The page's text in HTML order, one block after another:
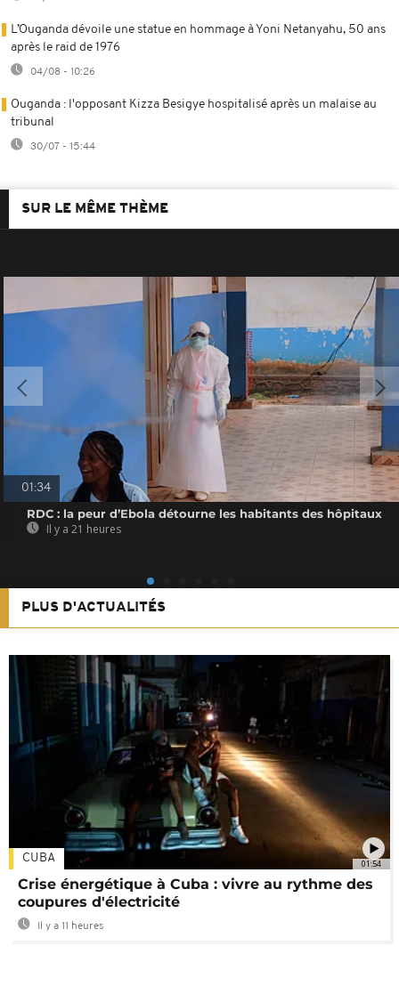
L’Ouganda dévoile une statue en hommage à Yoni Netanyahu, 50 ans
après le raid de 1976
04/08 - 10:26
Ouganda : l'opposant Kizza Besigye hospitalisé après un malaise au
tribunal
30/07 - 15:44
SUR LE MÊME THÈME
01:34
RDC : la peur d’Ebola détourne les habitants des hôpitaux
Il y a 21 heures
PLUS D'ACTUALITÉS
01:54
CUBA
Crise énergétique à Cuba : vivre au rythme des
coupures d'électricité
Il y a 11 heures